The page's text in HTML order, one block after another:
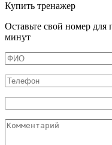
Купить тренажер
Оставьте свой номер
минут